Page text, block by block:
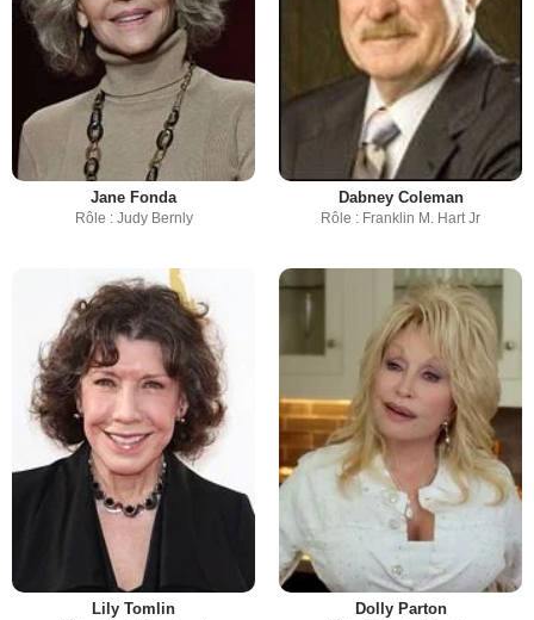
Jane Fonda
Rôle : Judy Bernly
Dabney Coleman
Rôle : Franklin M. Hart Jr
Lily Tomlin Dolly Parton